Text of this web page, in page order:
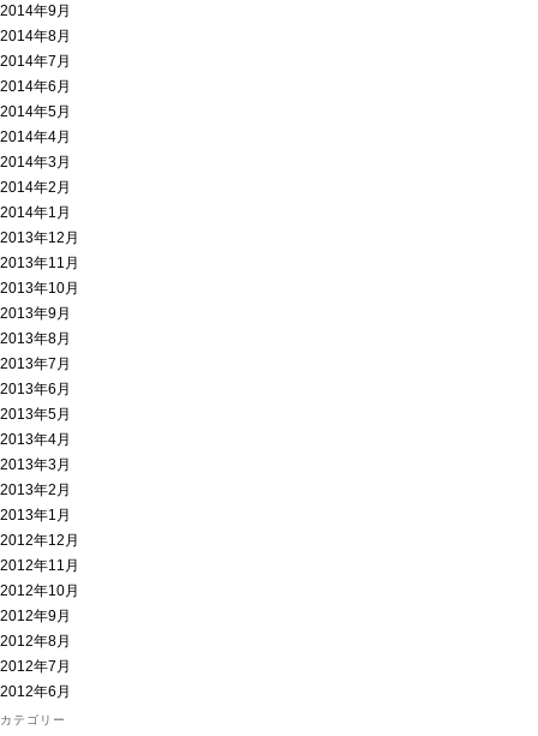
2014年9月
2014年8月
2014年7月
2014年6月
2014年5月
2014年4月
2014年3月
2014年2月
2014年1月
2013年12月
2013年11月
2013年10月
2013年9月
2013年8月
2013年7月
2013年6月
2013年5月
2013年4月
2013年3月
2013年2月
2013年1月
2012年12月
2012年11月
2012年10月
2012年9月
2012年8月
2012年7月
2012年6月
カテゴリー